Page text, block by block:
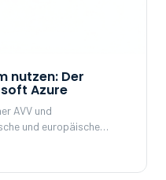
nutzen: Der
Azure
AVV und
und europäische